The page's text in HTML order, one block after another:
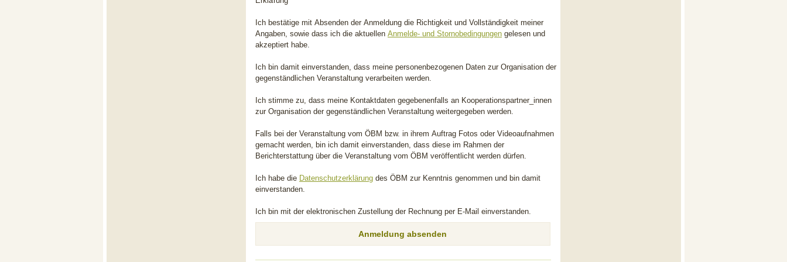
Ich bestätige mit Absenden der Anmeldung die Richtigkeit und Vollständigkeit meiner
Angaben, sowie dass ich die aktuellenAnmelde- und Stornobedingungen gelesen und
akzeptiert habe.
Ich bin damit einverstanden, dass meine personenbezogenen Daten zur Organisation der
gegenständlichen Veranstaltung verarbeiten werden.
Ich stimme zu, dass meine Kontaktdaten gegebenenfalls an Kooperationspartner_innen
zur Organisation der gegenständlichen Veranstaltung weitergegeben werden.
Falls bei der Veranstaltung vom ÖBM bzw. in ihrem Auftrag Fotos oder Videoaufnahmen
gemacht werden, bin ich damit einverstanden, dass diese im Rahmen der
Berichterstattung über die Veranstaltung vom ÖBM veröffentlicht werden dürfen.
Ich habe die Datenschutzerklärung des ÖBM zur Kenntnis genommen und bin damit
einverstanden.
Ich bin mit der elektronischen Zustellung der Rechnung per E-Mail einverstanden.
Bitte nicht ausfüllen
Anmeldung absenden